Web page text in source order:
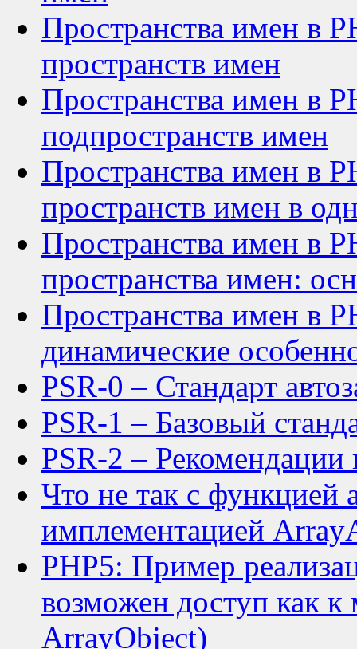
Пространства имен в
пространств имен
Пространства имен в
подпространств имен
Пространства имен в
пространств имен в
Пространства имен в
пространства имен:
Пространства имен в
динамические
PSR-0 – Стандарт
PSR-1 – Базовый
PSR-2 –
Что не так с функцией
имплементацией
PHP5: Пример
возможен доступ как к
ArrayObject)